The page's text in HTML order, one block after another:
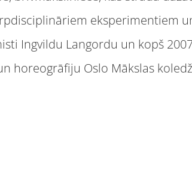
eksperimentiem
Ingvildu Langordu un kopš
horeogrāfiju Oslo Mākslas